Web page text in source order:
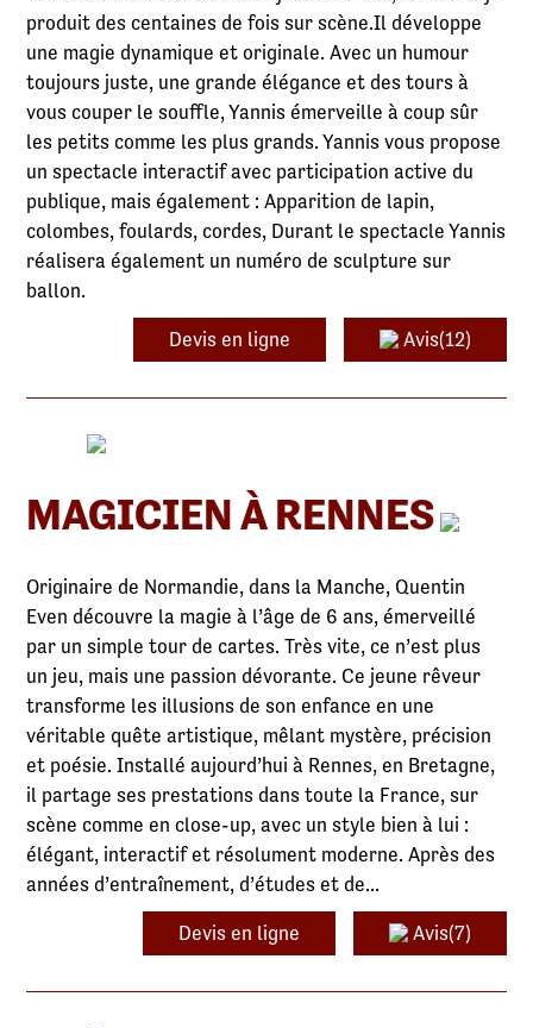
produit des centaines de fois sur scène.Il développe
une magie dynamique et originale. Avec un humour
toujours juste, une grande élégance et des tours à
vous couper le souffle, Yannis émerveille à coup sûr
les petits comme les plus grands. Yannis vous propose
un spectacle interactif avec participation active du
publique, mais également : Apparition de lapin,
colombes, foulards, cordes, Durant le spectacle Yannis
réalisera également un numéro de sculpture sur
ballon.
Devis en ligne Avis(12)
MAGICIEN À RENNES
Originaire de Normandie, dans la Manche, Quentin
Even découvre la magie à l’âge de 6 ans, émerveillé
par un simple tour de cartes. Très vite, ce n’est plus
un jeu, mais une passion dévorante. Ce jeune rêveur
transforme les illusions de son enfance en une
véritable quête artistique, mêlant mystère, précision
et poésie. Installé aujourd’hui à Rennes, en Bretagne,
il partage ses prestations dans toute la France, sur
scène comme en close-up, avec un style bien à lui :
élégant, interactif et résolument moderne. Après des
années d’entraînement, d’études et de...
Devis en ligne Avis(7)